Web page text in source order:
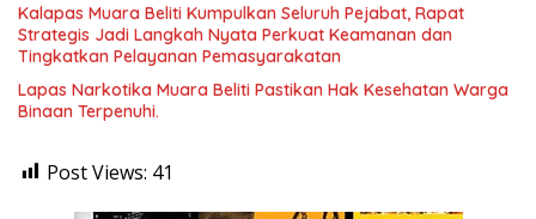
Kalapas Muara Beliti Kumpulkan Seluruh Pejabat, Rapat
Strategis Jadi Langkah Nyata Perkuat Keamanan dan
Tingkatkan Pelayanan Pemasyarakatan
Lapas Narkotika Muara Beliti Pastikan Hak Kesehatan Warga
Binaan Terpenuhi.
Post Views: 41